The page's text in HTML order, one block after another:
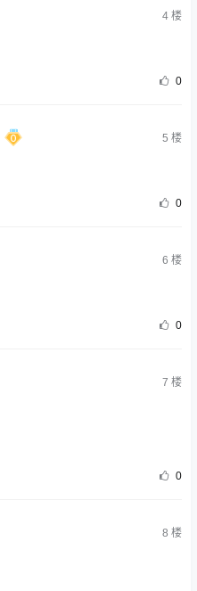
4楼
0
5 楼
0
6 楼
0
7 楼
0
8 楼